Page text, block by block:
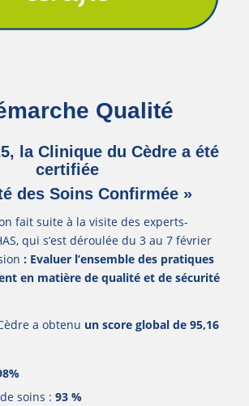
Qualité
la Clinique du Cèdre a été
certifiée
des Soins Confirmée »
fait suite à la visite des experts-
qui s’est déroulée du 3 au 7 février
: Evaluer l’ensemble des pratiques
en matière de qualité et de sécurité
a obtenu un score global de 95,16
soins : 93 %